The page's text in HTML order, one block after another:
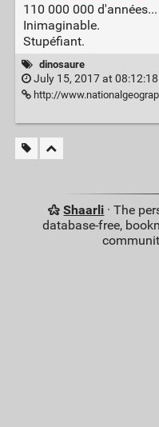
110 000 000 d'années...
Inimaginable.
Stupéfiant.
dinosaure
July 15, 2017 at 08:12:18
http://www.nationalgeographic.fr/archeologie/2017/
Shaarli · The
database-free,